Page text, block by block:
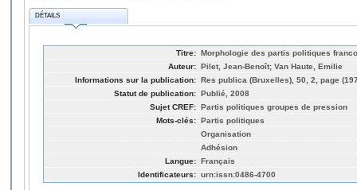
DÉTAILS
Titre: Morphologie des partis politiques
Auteur: Pilet, Jean-Benoît; Van Haute, Emilie
Informations sur la publication: Res publica (Bruxelles), 50, 2, page
Statut de publication: Publié, 2008
Sujet CREF: Partis politiques groupes de pression
Mots-clés: Partis politiques
Organisation
Adhésion
Langue: Français
Identificateurs: urn:issn:0486-4700